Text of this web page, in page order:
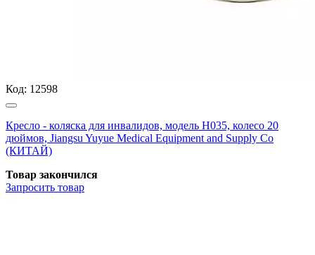
Код: 12598
Кресло - коляска для инвалидов, модель H035, колесо 20
дюймов, Jiangsu Yuyue Medical Equipment and Supply Co
(КИТАЙ)
Товар закончился
Запросить товар